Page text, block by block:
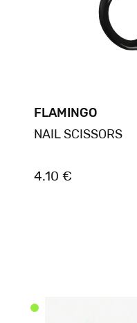
FLAMINGO
NAIL SCISSORS
4.10 €